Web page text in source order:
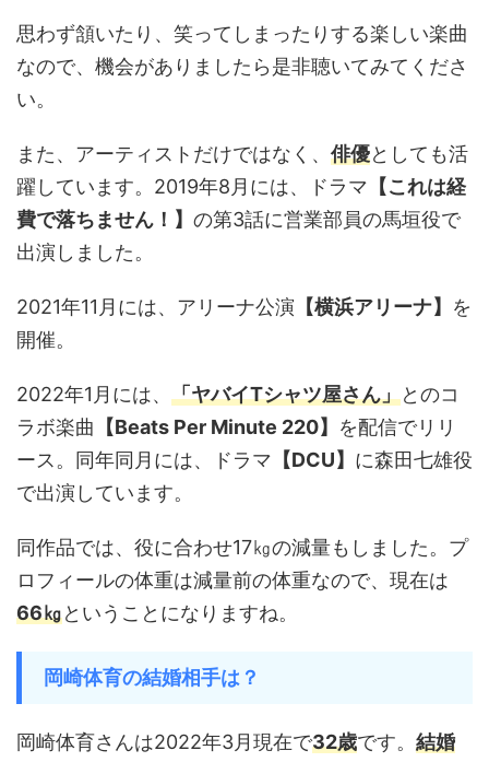
思わず頷いたり、笑ってしまったりする楽しい楽曲
なので、機会がありましたら是非聴いてみてくださ
い。
また、アーティストだけではなく、 俳優としても活
躍しています。2019年8月には、ドラマ 【これは経
費で落ちません！】 の第3話に営業部員の馬垣役で
出演しました。
2021年11月には、アリーナ公演 【横浜アリーナ】 を
開催。
2022年1月には、 「ヤバイTシャツ屋さん」とのコ
ラボ楽曲 【Beats Per Minute 220】 を配信でリリ
ース。同年同月には、ドラマ 【DCU】 に森田七雄役
で出演しています。
同作品では、役に合わせ17㎏の減量もしました。プ
ロフィールの体重は減量前の体重なので、現在は
66㎏ということになりますね。
岡崎体育の結婚相手は？
岡崎体育さんは2022年3月現在で32歳です。 結婚